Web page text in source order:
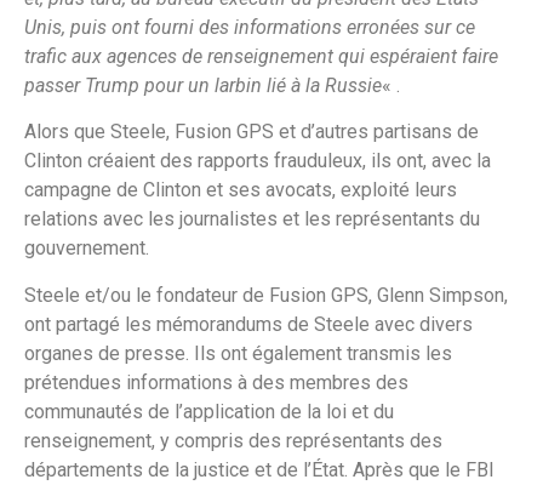
Unis, puis ont fourni des informations erronées sur ce
trafic aux agences de renseignement qui espéraient faire
passer Trump pour un larbin lié à la Russie« .
Alors que Steele, Fusion GPS et d’autres partisans de
Clinton créaient des rapports frauduleux, ils ont, avec la
campagne de Clinton et ses avocats, exploité leurs
relations avec les journalistes et les représentants du
gouvernement.
Steele et/ou le fondateur de Fusion GPS, Glenn Simpson,
ont partagé les mémorandums de Steele avec divers
organes de presse. Ils ont également transmis les
prétendues informations à des membres des
communautés de l’application de la loi et du
renseignement, y compris des représentants des
départements de la justice et de l’État. Après que le FBI